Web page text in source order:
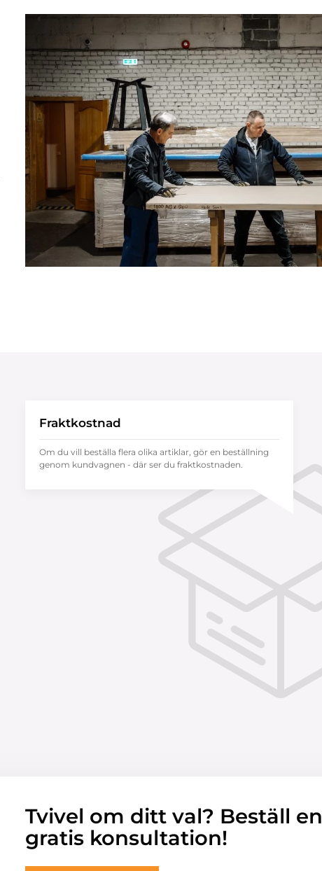
Fraktkostnad
Om du vill beställa flera olika artiklar, gör en beställning
genom kundvagnen - där ser du fraktkostnaden.
Tvivel om ditt val? Beställ en
gratis konsultation!